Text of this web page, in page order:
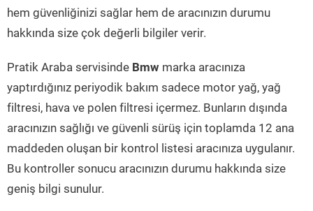
hem güvenliğinizi sağlar hem de aracınızın durumu
hakkında size çok değerli bilgiler verir.
Pratik Araba servisinde Bmw marka aracınıza
yaptırdığınız periyodik bakım sadece motor yağ, yağ
filtresi, hava ve polen filtresi içermez. Bunların dışında
aracınızın sağlığı ve güvenli sürüş için toplamda 12 ana
maddeden oluşan bir kontrol listesi aracınıza uygulanır.
Bu kontroller sonucu aracınızın durumu hakkında size
geniş bilgi sunulur.